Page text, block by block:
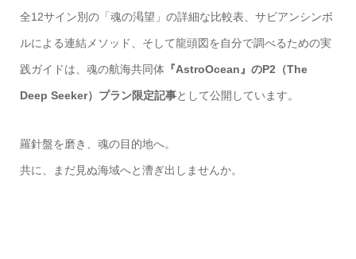
全12サイン別の「魂の渇望」の詳細な比較表、サビアンシンボ
ルによる連結メソッド、そして龍頭図を自分で調べるための実
践ガイドは、魂の航海共同体『AstroOcean』のP2（The
Deep Seeker）プラン限定記事として公開しています。
羅針盤を磨き、魂の目的地へ。
共に、まだ見ぬ海域へと漕ぎ出しませんか。